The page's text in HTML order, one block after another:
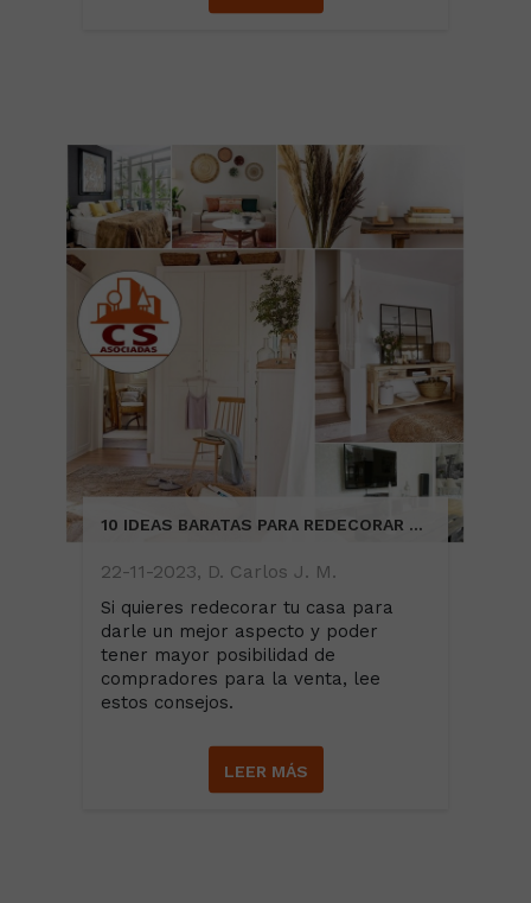
10 IDEAS BARATAS PARA REDECORAR TU VIVIENDA
22-11-2023, D. Carlos J. M.
Si quieres redecorar tu casa para
darle un mejor aspecto y poder
tener mayor posibilidad de
compradores para la venta, lee
estos consejos.
LEER MÁS